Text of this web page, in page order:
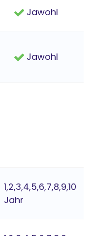
Jawohl
Jawohl
1,2,3,4,5,6,7,8,9,10
Jahr